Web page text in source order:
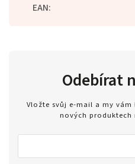
EAN:
Odebírat
Vložte svůj e-mail a my
nových produktech